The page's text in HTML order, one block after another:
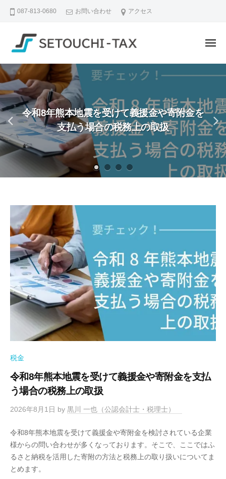
へ
ス
キ
ッ
087-813-0680 お問い合わせ アクセス
せ
と
う
ち
税
理
士
法
人
香
川
県
高
松
市
の
税
理
経
営
サ
ト
、
起
業
な
ん
で
相
談
で
き
、
い
理
士
事
務
所
営
サ
ー
ト
業
・
会
社
メ
ュ
令和8年熊本地震を受けて義援金や寄附金を
支払う場合の税務上の取扱
税金
令和8年熊本地震を受けて義援金や寄附金を支払
う場合の税務上の取扱
2026年8月1日 by 黒川 一也（公認会計士・税理士）
令和8年熊本地震を受けて義援金や寄附金を検討されている企業
様からの問い合わせが多くなっております。そこで、ここではふ
るさと納税を活用した寄附の方法と税務上の取り扱いについてま
とめます。
と
税
士
人
｜
香
川
県
税
理
士
｜
経
営
サ
ポ
ー
ト
起
・
会
社
立
ら